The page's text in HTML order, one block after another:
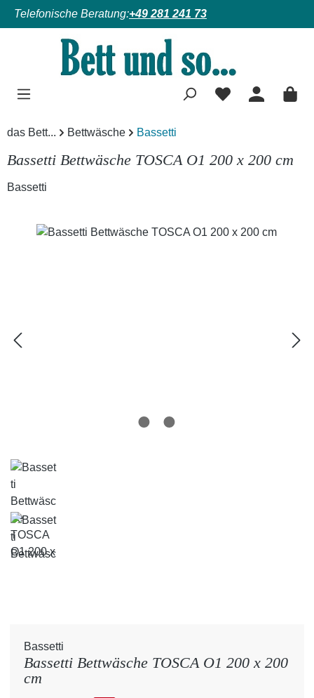
Zum Hauptinhalt springen
Telefonische Beratung:+49 281 241 73
das Bett... Bettwäsche Bassetti
Bassetti Bettwäsche TOSCA O1 200 x 200 cm
Bassetti
Bildergalerie überspringen
Bassetti
Bassetti Bettwäsche TOSCA O1 200 x 200
cm